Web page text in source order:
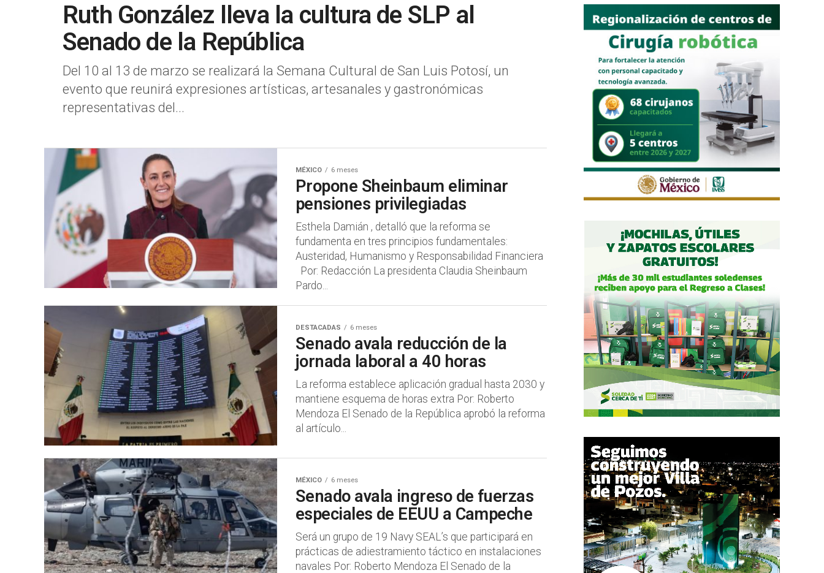
Ruth González lleva la cultura de SLP al
Senado de la República
Del 10 al 13 de marzo se realizará la Semana Cultural de San Luis Potosí, un
evento que reunirá expresiones artísticas, artesanales y gastronómicas
representativas del...
MÉXICO 6 meses
Propone Sheinbaum eliminar
pensiones privilegiadas
Esthela Damián , detalló que la reforma se
fundamenta en tres principios fundamentales:
Austeridad, Humanismo y Responsabilidad Financiera
Por: Redacción La presidenta Claudia Sheinbaum
Pardo...
DESTACADAS 6 meses
Senado avala reducción de la
jornada laboral a 40 horas
La reforma establece aplicación gradual hasta 2030 y
mantiene esquema de horas extra Por: Roberto
Mendoza El Senado de la República aprobó la reforma
al artículo...
MÉXICO 6 meses
Senado avala ingreso de fuerzas
especiales de EEUU a Campeche
Será un grupo de 19 Navy SEAL’s que participará en
prácticas de adiestramiento táctico en instalaciones
navales ​Por: Roberto Mendoza ​El Senado de la